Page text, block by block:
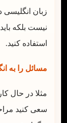
زبان انگلیسی
نیست بلکه
استفاده کنید.
مسائل را به
مثلا در حال
سعی کنید